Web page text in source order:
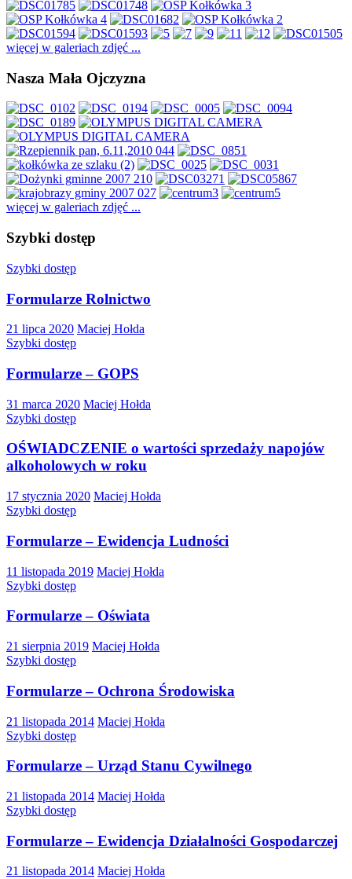
więcej w galeriach zdjęć ...
Nasza Mała Ojczyzna
więcej w galeriach zdjęć ...
Szybki dostęp
Szybki dostęp
Formularze Rolnictwo
21 lipca 2020 Maciej Hołda
Szybki dostęp
Formularze – GOPS
31 marca 2020 Maciej Hołda
Szybki dostęp
OŚWIADCZENIE o wartości sprzedaży napojów
alkoholowych w roku
17 stycznia 2020 Maciej Hołda
Szybki dostęp
Formularze – Ewidencja Ludności
11 listopada 2019 Maciej Hołda
Szybki dostęp
Formularze – Oświata
21 sierpnia 2019 Maciej Hołda
Szybki dostęp
Formularze – Ochrona Środowiska
21 listopada 2014 Maciej Hołda
Szybki dostęp
Formularze – Urząd Stanu Cywilnego
21 listopada 2014 Maciej Hołda
Szybki dostęp
Formularze – Ewidencja Działalności Gospodarczej
21 listopada 2014 Maciej Hołda